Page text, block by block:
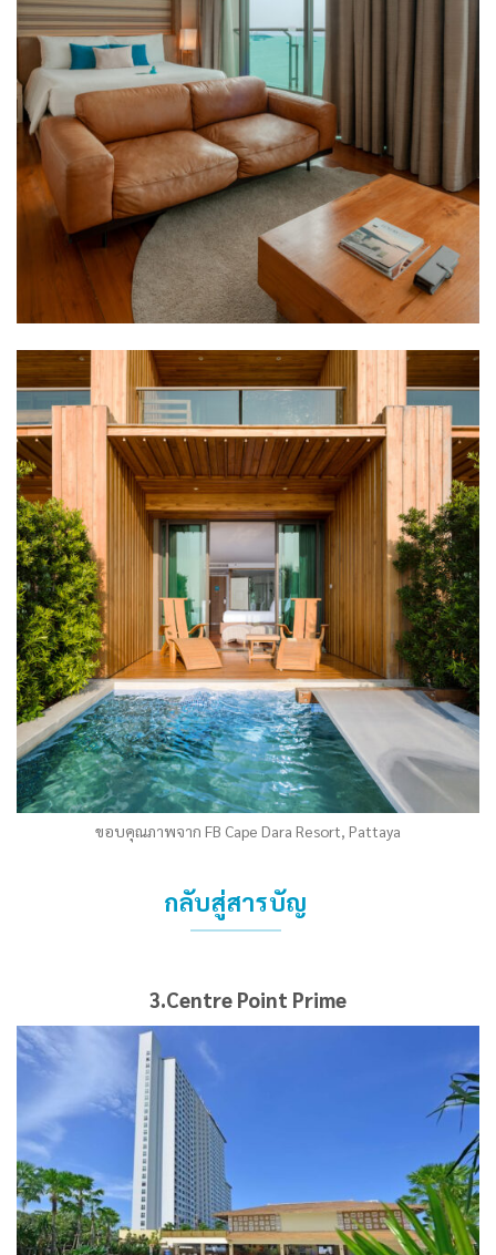
ขอบคุณภาพจาก FB Cape Dara Resort, Pattaya
กลับสู่สารบัญ
3.Centre Point Prime